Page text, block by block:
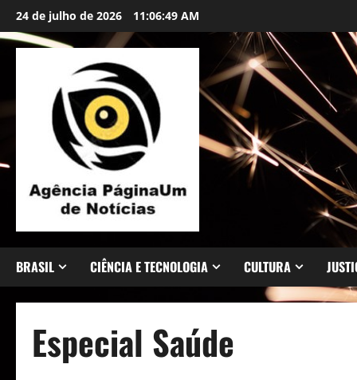
conteúdo
Skip
to
content
24 de julho de 2026 11:06:50 AM
BRASIL CIÊNCIA E TECNOLOGIA CULTURA
Especial Saúde